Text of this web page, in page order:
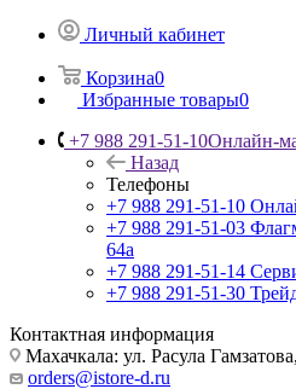
Личный кабинет
Корзина0
Избранные товары0
+7 988 291-51-10Онлайн-
Назад
Телефоны
+7 988 291-51-10
+7 988 291-51-03
64а
+7 988 291-51-14
+7 988 291-51-30
Контактная информация
Махачкала: ул. Расула
orders@istore-d.ru